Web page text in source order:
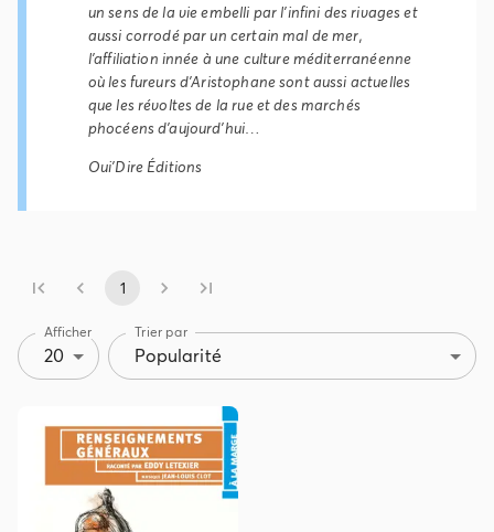
un sens de la vie embelli par l'infini des rivages et
aussi corrodé par un certain mal de mer,
l'affiliation innée à une culture méditerranéenne
où les fureurs d'Aristophane sont aussi actuelles
que les révoltes de la rue et des marchés
phocéens d'aujourd'hui…
Oui'Dire Éditions
1
Afficher
20
Trier par
Popularité